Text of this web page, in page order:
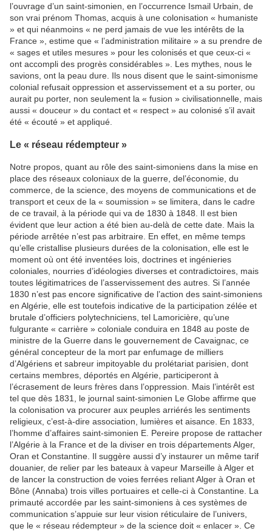
l’ouvrage d’un saint-simonien, en l’occurrence Ismail Urbain, de
son vrai prénom Thomas, acquis à une colonisation « humaniste
» et qui néanmoins « ne perd jamais de vue les intérêts de la
France », estime que « l’administration militaire » a su prendre de
« sages et utiles mesures » pour les colonisés et que ceux-ci «
ont accompli des progrès considérables ». Les mythes, nous le
savions, ont la peau dure. Ils nous disent que le saint-simonisme
colonial refusait oppression et asservissement et a su porter, ou
aurait pu porter, non seulement la « fusion » civilisationnelle, mais
aussi « douceur » du contact et « respect » au colonisé s’il avait
été « écouté » et appliqué.
Le « réseau rédempteur »
Notre propos, quant au rôle des saint-simoniens dans la mise en
place des réseaux coloniaux de la guerre, del’économie, du
commerce, de la science, des moyens de communications et de
transport et ceux de la « soumission » se limitera, dans le cadre
de ce travail, à la période qui va de 1830 à 1848. Il est bien
évident que leur action a été bien au-delà de cette date. Mais la
période arrêtée n’est pas arbitraire. En effet, en même temps
qu’elle cristallise plusieurs durées de la colonisation, elle est le
moment où ont été inventées lois, doctrines et ingénieries
coloniales, nourries d’idéologies diverses et contradictoires, mais
toutes légitimatrices de l’asservissement des autres. Si l’année
1830 n’est pas encore significative de l’action des saint-simoniens
en Algérie, elle est toutefois indicative de la participation zélée et
brutale d’officiers polytechniciens, tel Lamoricière, qu’une
fulgurante « carrière » coloniale conduira en 1848 au poste de
ministre de la Guerre dans le gouvernement de Cavaignac, ce
général concepteur de la mort par enfumage de milliers
d’Algériens et sabreur impitoyable du prolétariat parisien, dont
certains membres, déportés en Algérie, participeront à
l’écrasement de leurs frères dans l’oppression. Mais l’intérêt est
tel que dès 1831, le journal saint-simonien Le Globe affirme que
la colonisation va procurer aux peuples arriérés les sentiments
religieux, c’est-à-dire association, lumières et aisance. En 1833,
l’homme d’affaires saint-simonien E. Pereire propose de rattacher
l’Algérie à la France et de la diviser en trois départements Alger,
Oran et Constantine. Il suggère aussi d’y instaurer un même tarif
douanier, de relier par les bateaux à vapeur Marseille à Alger et
de lancer la construction de voies ferrées reliant Alger à Oran et
Bône (Annaba) trois villes portuaires et celle-ci à Constantine. La
primauté accordée par les saint-simoniens à ces systèmes de
communication s’appuie sur leur vision réticulaire de l’univers,
que le « réseau rédempteur » de la science doit « enlacer ». Ce